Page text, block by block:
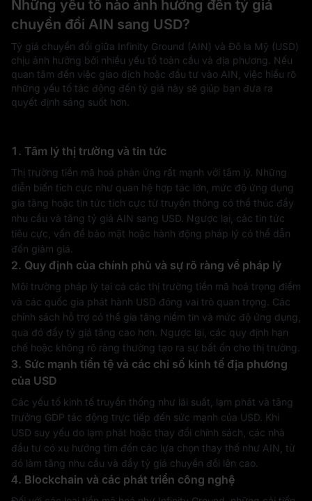
Những yếu tố nào ảnh hưởng đến tỷ giá
chuyển đổi AIN sang USD?
Tỷ giá chuyển đổi giữa Infinity Ground (AIN) và Đô la Mỹ (USD)
chịu ảnh hưởng bởi nhiều yếu tố toàn cầu và địa phương. Nếu
quan tâm đến việc giao dịch hoặc đầu tư vào AIN, việc hiểu rõ
những yếu tố tác động đến tỷ giá này sẽ giúp bạn đưa ra
quyết định sáng suốt hơn.
1. Tâm lý thị trường và tin tức
Thị trường tiền mã hoá phản ứng rất mạnh với tâm lý. Những
diễn biến tích cực như quan hệ hợp tác lớn, mức độ ứng dụng
gia tăng hoặc tin tức tích cực từ truyền thông có thể thúc đẩy
nhu cầu và tăng tỷ giá AIN sang USD. Ngược lại, các tin tức
tiêu cực, vấn đề bảo mật hoặc hành động pháp lý có thể dẫn
đến giảm giá.
2. Quy định của chính phủ và sự rõ ràng về pháp lý
Môi trường pháp lý tại cả các thị trường tiền mã hoá trọng điểm
và các quốc gia phát hành USD đóng vai trò quan trọng. Các
chính sách hỗ trợ có thể gia tăng niềm tin và mức độ ứng dụng,
qua đó đẩy tỷ giá tăng cao hơn. Ngược lại, các quy định hạn
chế hoặc không rõ ràng thường tạo ra sự bất ổn cho thị trường.
3. Sức mạnh tiền tệ và các chỉ số kinh tế địa phương
của USD
Các yếu tố kinh tế truyền thống như lãi suất, lạm phát và tăng
trưởng GDP tác động trực tiếp đến sức mạnh của USD. Khi
USD suy yếu do lạm phát hoặc thay đổi chính sách, các nhà
đầu tư có xu hướng tìm đến các lựa chọn thay thế như AIN, từ
đó làm tăng nhu cầu và đẩy tỷ giá chuyển đổi lên cao.
4. Blockchain và các phát triển công nghệ